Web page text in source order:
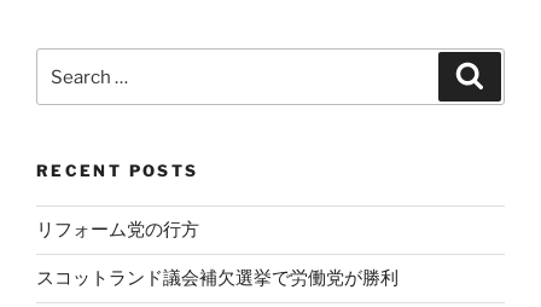
for:
RECENT POSTS
リフォーム党の行方
スコットランド議会補欠選挙で労働党が勝利